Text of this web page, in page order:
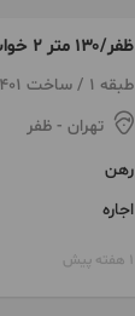
ظفر/۱۳۰ متر ۲ خواب/نوساز
طبقه 1 / ساخت 1401
تهران - ظفر
رهن
اجاره
1 هفته پیش